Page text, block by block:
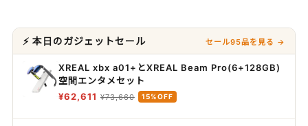
⚡ 本日のガジェットセール セール95品を見る →
XREAL xbx a01+とXREAL Beam Pro(6+128GB)
空間エンタメセット
¥62,611 ¥73,660 15%OFF